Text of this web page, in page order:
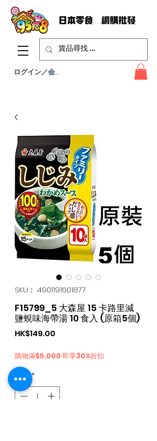
ログイン／会員登録
SKU： 4901191601877
F15799_5 大森屋 15 卡路里減
鹽蜆味海帶湯 10 食入 (原箱5個)
HK$149.00
購物滿$5,000 即享30%折扣
数量 *